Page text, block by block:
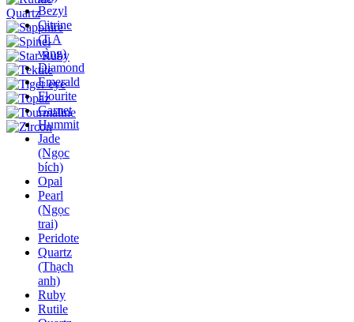
Bezyl
Citrine
(T.A
vàng)
Diamond
Emerald
Flourite
Garnet
Hummit
Jade
(Ngọc
bích)
Opal
Pearl
(Ngọc
trai)
Peridote
Quartz
(Thạch
anh)
Ruby
Rutile